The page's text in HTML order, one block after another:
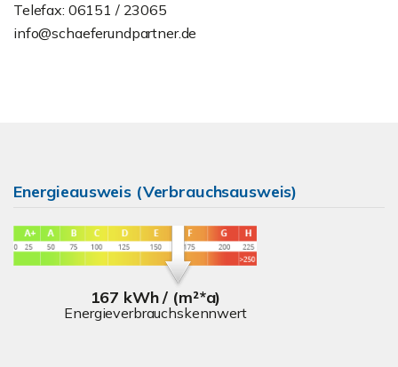
Telefax: 06151 / 23065
info@schaeferundpartner.de
Energieausweis (Verbrauchsausweis)
167 kWh / (m²*a)
Energieverbrauchskennwert